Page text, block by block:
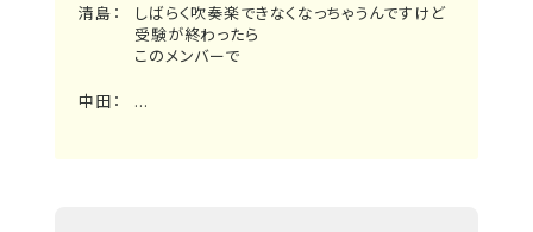
清島：
しばらく吹奏楽できなくなっちゃうんですけど
受験が終わったら
このメンバーで
中田：
...